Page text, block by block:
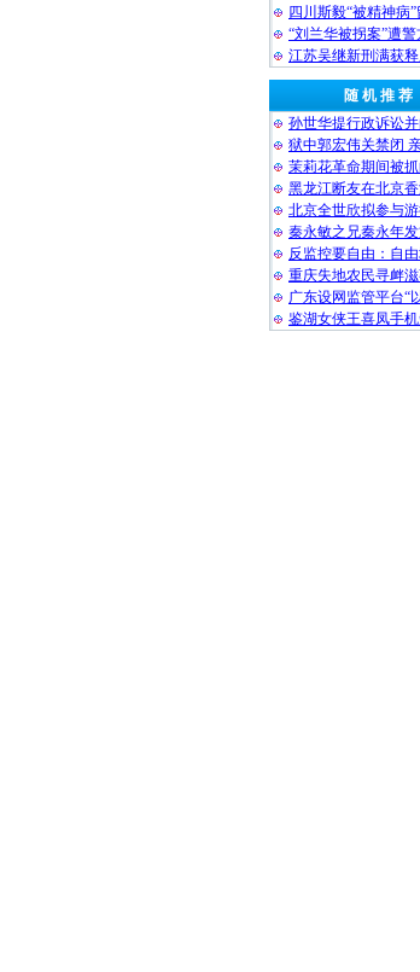
四川斯毅“被精神病
“刘兰华被拐案”遭警
江苏吴继新刑满获
随 机 推 荐
孙世华提行政诉讼
狱中郭宏伟关禁闭
茉莉花革命期间被
黑龙江断友在北京
北京全世欣拟参与
秦永敏之兄秦永年
反监控要自由：自
重庆失地农民寻衅
广东设网监管平台“
鉴湖女侠王喜凤手